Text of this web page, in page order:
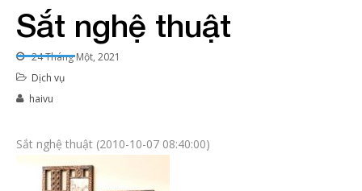
Sắt nghệ thuật
24 Tháng Một, 2021
Dịch vụ
haivu
Sắt nghệ thuật (2010-10-07 08:40:00)